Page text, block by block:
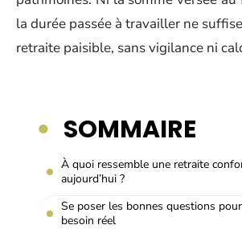
la durée passée à travailler ne
retraite paisible, sans vigilance ni
SOMMAIRE
À quoi ressemble une retraite
aujourd’hui ?
Se poser les bonnes questions
besoin réel